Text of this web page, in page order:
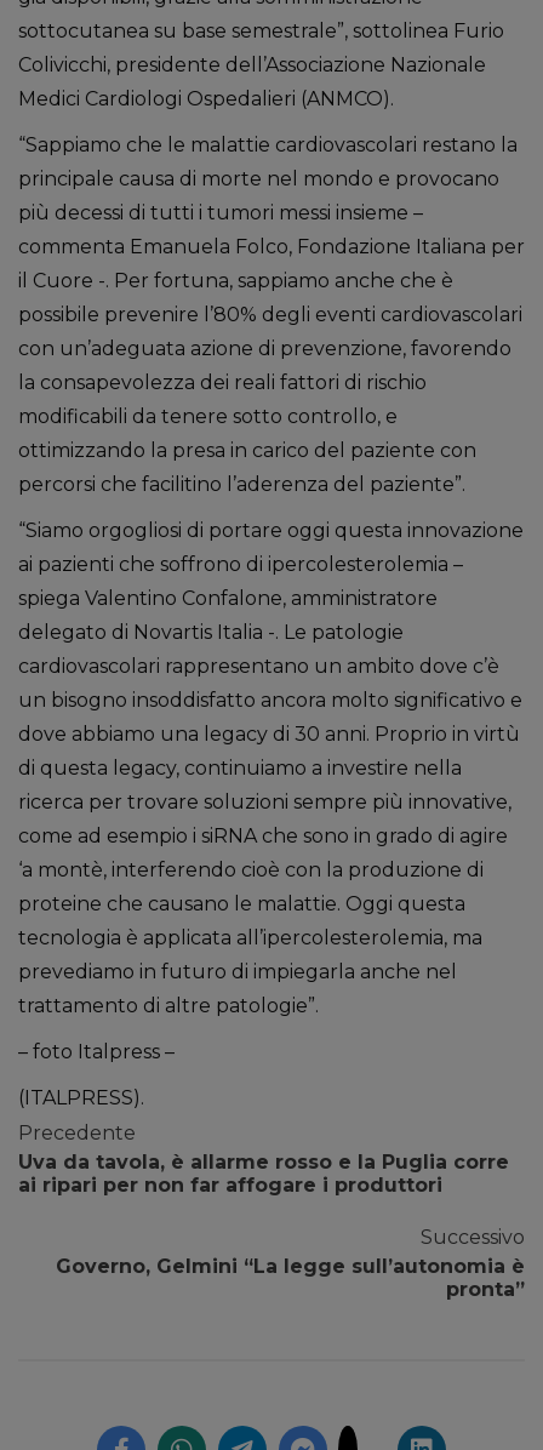
sottocutanea su base semestrale”, sottolinea Furio
Colivicchi, presidente dell’Associazione Nazionale
Medici Cardiologi Ospedalieri (ANMCO).
“Sappiamo che le malattie cardiovascolari restano la
principale causa di morte nel mondo e provocano
più decessi di tutti i tumori messi insieme –
commenta Emanuela Folco, Fondazione Italiana per
il Cuore -. Per fortuna, sappiamo anche che è
possibile prevenire l’80% degli eventi cardiovascolari
con un’adeguata azione di prevenzione, favorendo
la consapevolezza dei reali fattori di rischio
modificabili da tenere sotto controllo, e
ottimizzando la presa in carico del paziente con
percorsi che facilitino l’aderenza del paziente”.
“Siamo orgogliosi di portare oggi questa innovazione
ai pazienti che soffrono di ipercolesterolemia –
spiega Valentino Confalone, amministratore
delegato di Novartis Italia -. Le patologie
cardiovascolari rappresentano un ambito dove c’è
un bisogno insoddisfatto ancora molto significativo e
dove abbiamo una legacy di 30 anni. Proprio in virtù
di questa legacy, continuiamo a investire nella
ricerca per trovare soluzioni sempre più innovative,
come ad esempio i siRNA che sono in grado di agire
‘a montè, interferendo cioè con la produzione di
proteine che causano le malattie. Oggi questa
tecnologia è applicata all’ipercolesterolemia, ma
prevediamo in futuro di impiegarla anche nel
trattamento di altre patologie”.
– foto Italpress –
(ITALPRESS).
Precedente
Uva da tavola, è allarme rosso e la Puglia corre
ai ripari per non far affogare i produttori
Successivo
Governo, Gelmini “La legge sull’autonomia è
pronta”